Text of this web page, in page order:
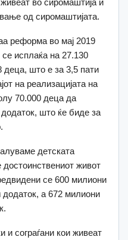
во сиромаштија и
од сиромаштијата.
реформа во мај 2019
исплаќа на 27.130
деца, што е за 3,5 пати
на реализацијата на
70.000 деца да
што ќе биде за
детската
живот
се 600 милиони
додаток, а 672 милиони
и сограѓани кои живеат